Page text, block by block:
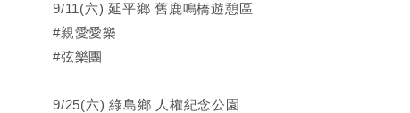
9/11(六) 延平鄉 舊鹿鳴橋遊憩區
#親愛愛樂
#弦樂團
9/25(六) 綠島鄉 人權紀念公園